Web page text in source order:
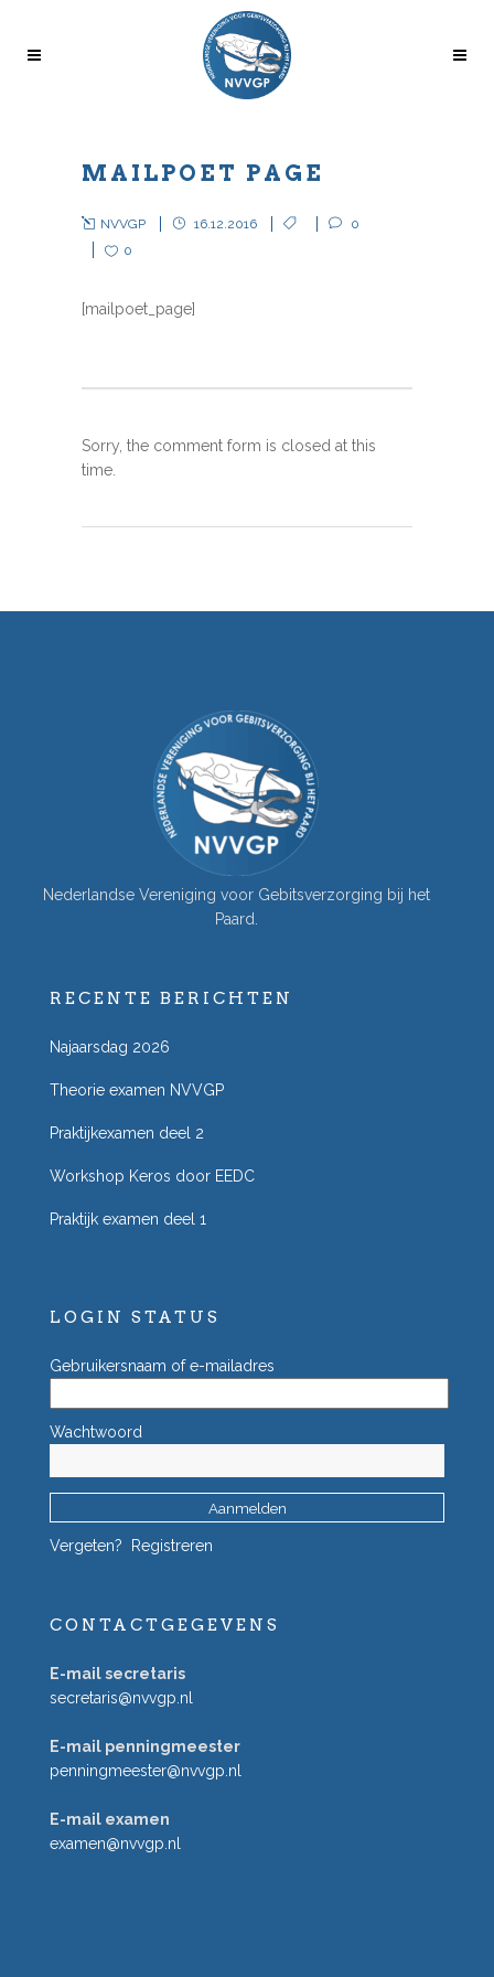
MAILPOET PAGE
NVVGP 16.12.2016
0
0
[mailpoet_page]
Sorry, the comment form is closed at this
time.
Nederlandse Vereniging voor Gebitsverzorging bij het
Paard.
RECENTE BERICHTEN
Najaarsdag 2026
Theorie examen NVVGP
Praktijkexamen deel 2
Workshop Keros door EEDC
Praktijk examen deel 1
LOGIN STATUS
Gebruikersnaam of e-mailadres
Wachtwoord
Vergeten? Registreren
CONTACTGEGEVENS
E-mail secretaris
secretaris@nvvgp.nl
E-mail penningmeester
penningmeester@nvvgp.nl
E-mail examen
examen@nvvgp.nl